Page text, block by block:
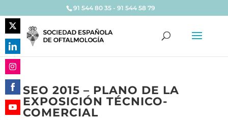
91 544 80 35 - 91 544 58 79
SEO 2015 – PLANO DE LA
EXPOSICIÓN TÉCNICO-
COMERCIAL
Share
on
Twitter
Share
on
LinkedIn
Share
on
Instagram
Share
on